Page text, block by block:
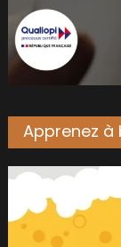
Apprenez à